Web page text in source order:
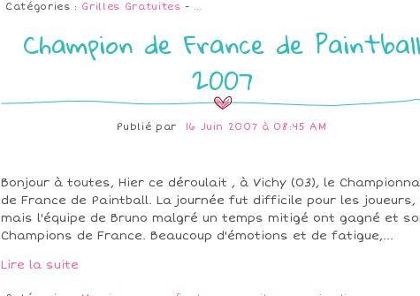
Catégories : Grilles Gratuites - …
Champion de France de Paintball
2007
Publié par 16 Juin 2007 à 08:45 AM
Bonjour à toutes, Hier ce déroulait , à Vichy (03), le
de France de Paintball. La journée fut difficile pour les joueurs,
mais l'équipe de Bruno malgré un temps mitigé ont gagné et
Champions de France. Beaucoup d'émotions et de fatigue,...
Lire la suite